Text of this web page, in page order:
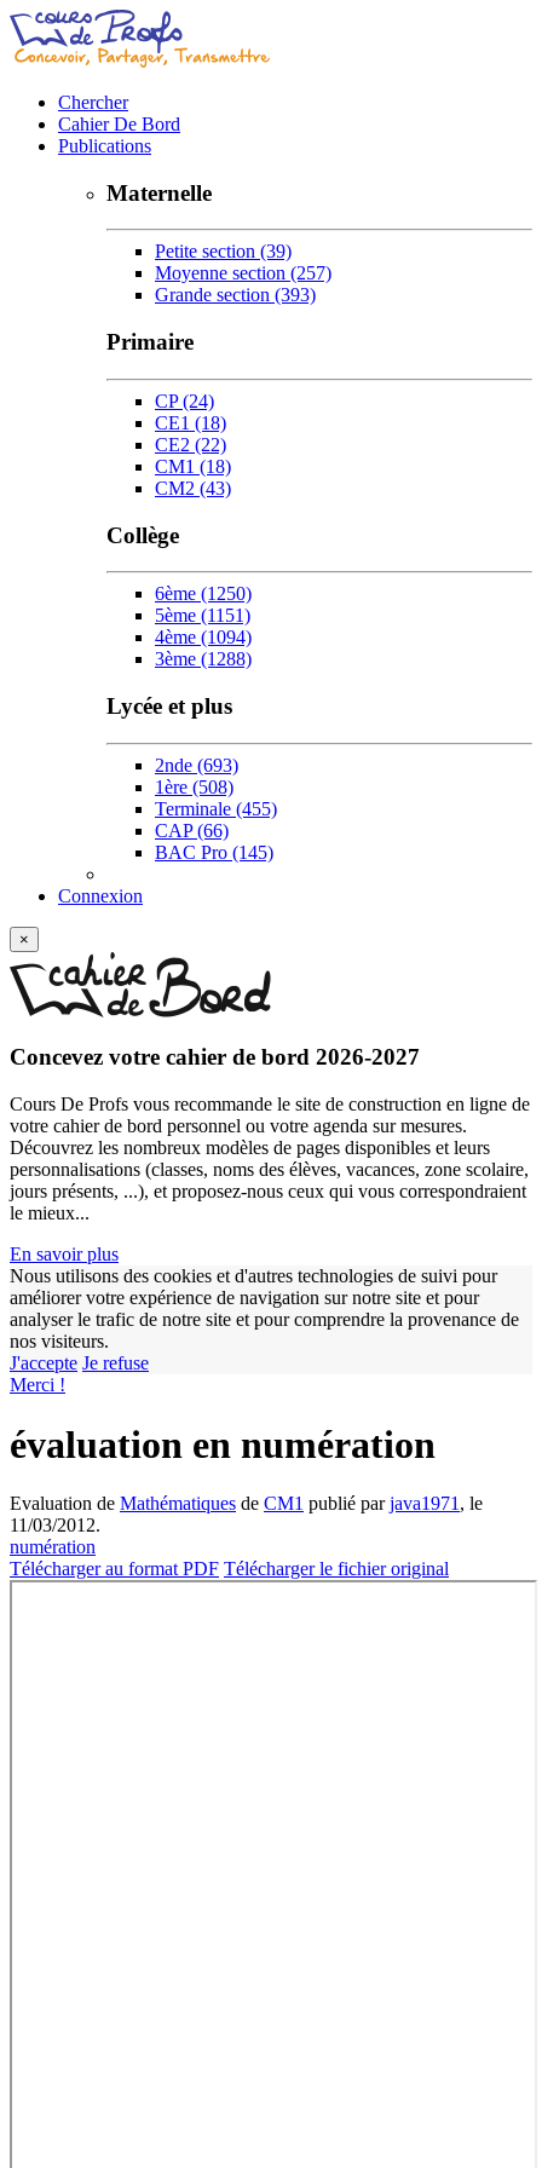
Chercher
Cahier De Bord
Publications
Maternelle
Petite section (39)
Moyenne section (257)
Grande section (393)
Primaire
CP(24)
CE1 (18)
CE2 (22)
CM1 (18)
CM2 (43)
Collège
6ème (1250)
5ème (1151)
4ème (1094)
3ème (1288)
Lycée et plus
2nde (693)
1ère (508)
Terminale (455)
CAP(66)
BAC Pro (145)
Connexion
×
Concevez votre cahier de bord 2026-2027
Cours De Profs vous recommande le site de construction en ligne de
votre cahier de bord personnel ou votre agenda sur mesures.
Découvrez les nombreux modèles de pages disponibles et leurs
personnalisations (classes, noms des élèves, vacances, zone scolaire,
jours présents, ...), et proposez-nous ceux qui vous correspondraient
le mieux...
En savoir plus
Nous utilisons des cookies et d'autres technologies de suivi pour
améliorer votre expérience de navigation sur notre site et pour
analyser le trafic de notre site et pour comprendre la provenance de
nos visiteurs.
J'accepte Je refuse
Merci !
évaluation en numération
Evaluation de Mathématiques de CM1 publié parjava1971 , le
11/03/2012.
numération
Télécharger au format PDF Télécharger le fichier original